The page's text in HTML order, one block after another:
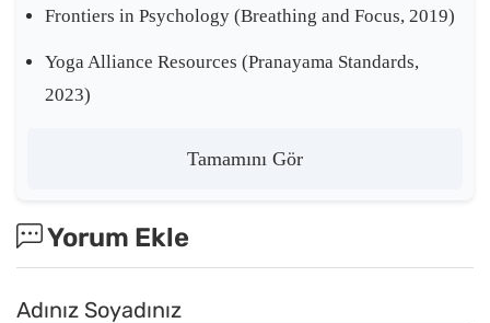
Frontiers in Psychology (Breathing and Focus, 2019)
Yoga Alliance Resources (Pranayama Standards,
2023)
Tamamını Gör
Yorum Ekle
Adınız Soyadınız